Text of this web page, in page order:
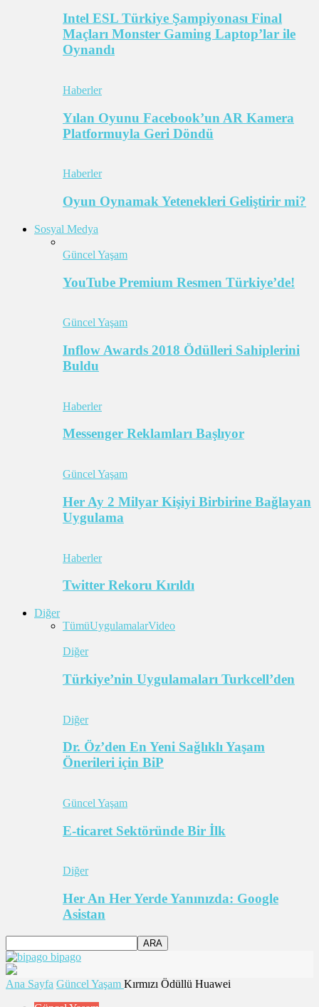
Intel ESL Türkiye Şampiyonası Final
Maçları Monster Gaming Laptop’lar ile
Oynandı
Haberler
Yılan Oyunu Facebook’un AR Kamera
Platformuyla Geri Döndü
Haberler
Oyun Oynamak Yetenekleri Geliştirir mi?
Sosyal Medya
Güncel Yaşam
YouTube Premium Resmen Türkiye’de!
Güncel Yaşam
Inflow Awards 2018 Ödülleri Sahiplerini
Buldu
Haberler
Messenger Reklamları Başlıyor
Güncel Yaşam
Her Ay 2 Milyar Kişiyi Birbirine Bağlayan
Uygulama
Haberler
Twitter Rekoru Kırıldı
Diğer
TümüUygulamalarVideo
Diğer
Türkiye’nin Uygulamaları Turkcell’den
Diğer
Dr. Öz’den En Yeni Sağlıklı Yaşam
Önerileri için BiP
Güncel Yaşam
E-ticaret Sektöründe Bir İlk
Diğer
Her An Her Yerde Yanınızda: Google
Asistan
bipago
Ana Sayfa Güncel Yaşam Kırmızı Ödüllü Huawei